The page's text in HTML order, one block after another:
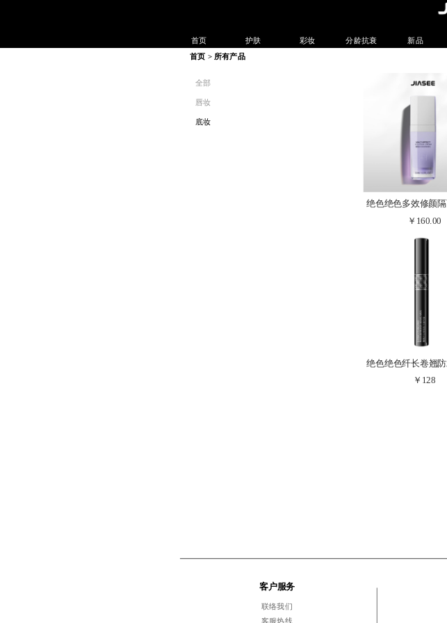
首页 护肤 彩妆 分龄抗衰 新品
全部
唇妆
底妆
绝色绝色多效修颜
打造自然裸妆
￥160.00
绝色绝色纤长卷翘
质地轻盈 显色
￥128
首页 > 所有产品
客户服务
联络我们
客服热线